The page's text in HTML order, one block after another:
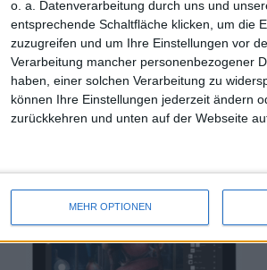
o. a. Datenverarbeitung durch uns und
entsprechende Schaltfläche klicken, um die
zuzugreifen und um Ihre Einstellungen vor
Verarbeitung mancher personenbezogener
haben, einer solchen Verarbeitung zu
können Ihre Einstellungen jederzeit ändern
zurückkehren und unten auf der Webseite
MEHR OPTIONEN
Endlich: Photoshop für iPad ist
da
04.11.2019